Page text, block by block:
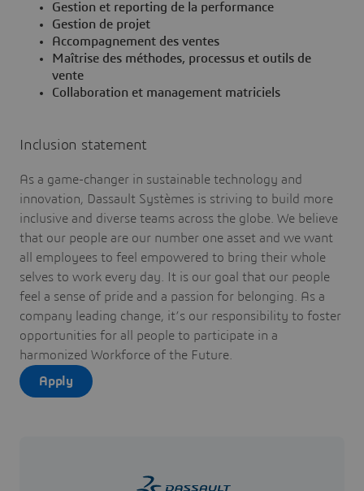
Gestion et reporting de la performance
Gestion de projet
Accompagnement des ventes
Maîtrise des méthodes, processus et outils de
vente
Collaboration et management matriciels
Inclusion statement
As a game-changer in sustainable technology and
innovation, Dassault Systèmes is striving to build more
inclusive and diverse teams across the globe. We believe
that our people are our number one asset and we want
all employees to feel empowered to bring their whole
selves to work every day. It is our goal that our people
feel a sense of pride and a passion for belonging. As a
company leading change, it’s our responsibility to foster
opportunities for all people to participate in a
harmonized Workforce of the Future.
Apply